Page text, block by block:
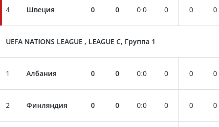
4 Швеция 0 0 0:0 0 0 0
UEFA NATIONS LEAGUE , LEAGUE C, Группа 1
1 Албания 0 0 0:0 0 0 0
2 Финляндия 0 0 0:0 0 0 0